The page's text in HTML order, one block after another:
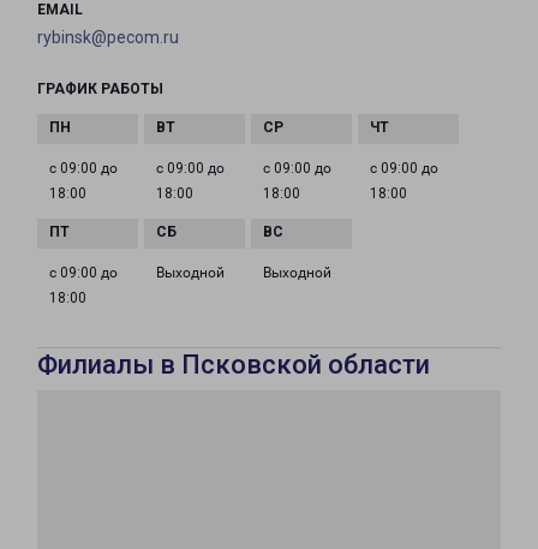
EMAIL
rybinsk@pecom.ru
ГРАФИК РАБОТЫ
с 09:00 до
18:00
с 09:00 до
18:00
с 09:00 до
18:00
с 09:00 до
18:00
с 09:00 до
18:00
Выходной Выходной
Филиалы в Псковской области